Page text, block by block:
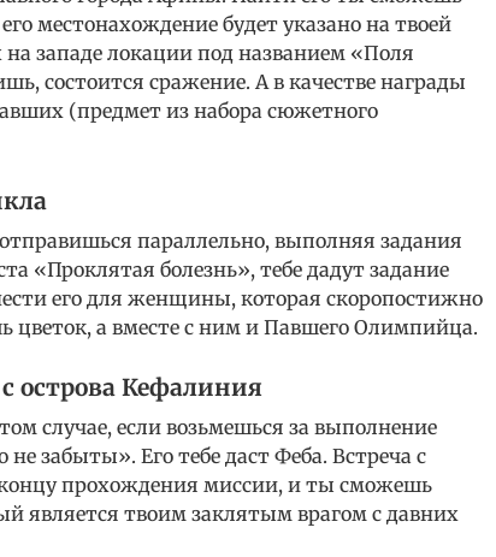
местонахождение будет указано на твоей
на западе локации под названием «Поля
состоится сражение. А в качестве награды
(предмет из набора сюжетного
параллельно, выполняя задания
«Проклятая болезнь», тебе дадут задание
его для женщины, которая скоропостижно
цветок, а вместе с ним и Павшего Олимпийца.
острова Кефалиния
случае, если возьмешься за выполнение
забыты». Его тебе даст Феба. Встреча с
прохождения миссии, и ты сможешь
является твоим заклятым врагом с давних